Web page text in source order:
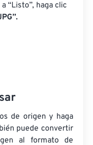
“Listo”, haga clic
de origen y haga
puede convertir
al formato de